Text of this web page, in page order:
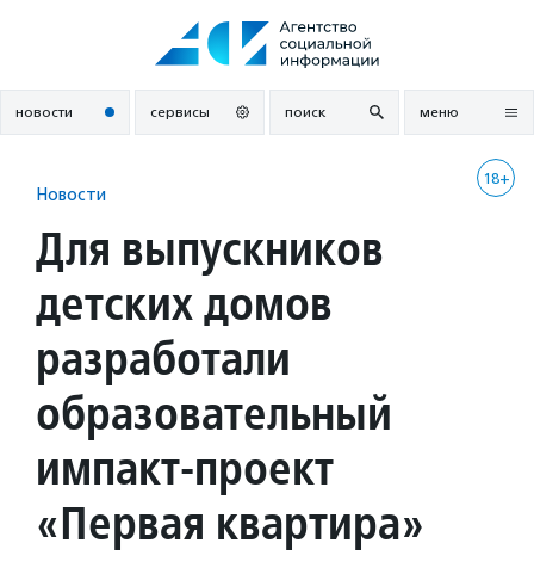
новости сервисы поиск меню
18+
Новости
Для выпускников
детских домов
разработали
образовательный
импакт-проект
«Первая квартира»